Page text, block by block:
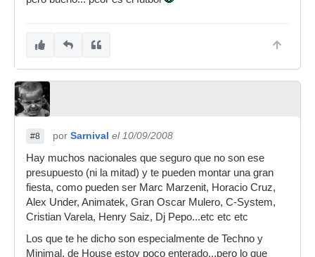
#8 por Sarnival el 10/09/2008
Hay muchos nacionales que seguro que no son ese
presupuesto (ni la mitad) y te pueden montar una gran
fiesta, como pueden ser Marc Marzenit, Horacio Cruz,
Alex Under, Animatek, Gran Oscar Mulero, C-System,
Cristian Varela, Henry Saiz, Dj Pepo...etc etc etc
Los que te he dicho son especialmente de Techno y
Minimal, de House estoy poco enterado...pero lo que